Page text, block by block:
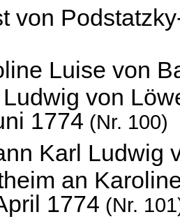
von
Luise von
von
1774 (Nr. 100)
Karl Ludwig
an
1774 (Nr.